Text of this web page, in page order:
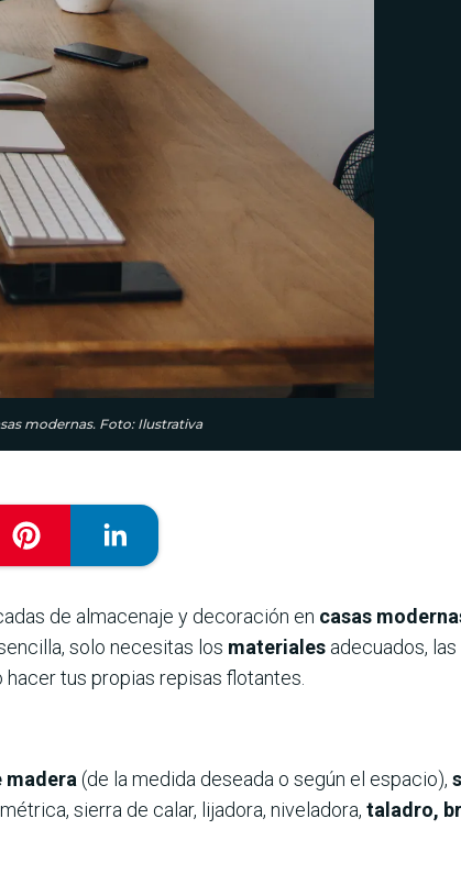
modernas. Foto: Ilustrativa
de almacenaje y decoración en casas
solo necesitas los materiales adecuados, las
tus propias repisas flotantes.
madera(de la medida deseada o según el espacio),
sierra de calar, lijadora, niveladora, taladro,